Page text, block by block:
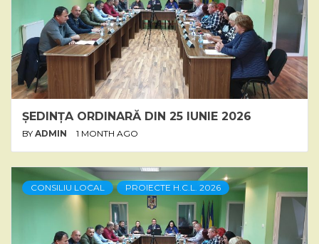
ȘEDINȚA ORDINARĂ DIN 25 IUNIE 2026
BY ADMIN 1 MONTH AGO
CONSILIU LOCAL PROIECTE H.C.L. 2026